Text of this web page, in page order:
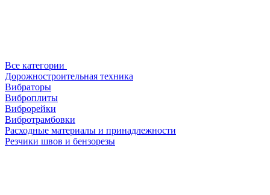
Все категории
Дорожностроительная техника
Вибраторы
Виброплиты
Виброрейки
Вибротрамбовки
Расходные материалы и принадлежности
Резчики швов и бензорезы